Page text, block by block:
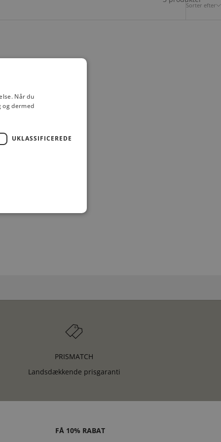
Sorter efter
PRISMATCH
Landsdækkende prisgaranti
FÅ 10% RABAT
Når du
og dermed
UKLASSIFICEREDE